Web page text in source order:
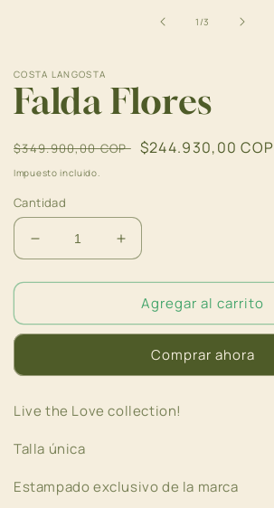
1/de
3
COSTA LANGOSTA
Falda Flores
Precio
habitual
$349.900,00 COP Precio
$244.930,00 COP
Impuesto incluido.
Cantidad
Reducir
cantidad
para
Flores
Aumentar
cantidad
para
Falda
Flores
Agregar al carrito
Comprar ahora
Live the Love collection!
Talla única
Estampado exclusivo de la marca